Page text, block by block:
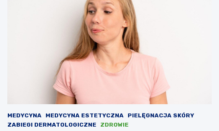
MEDYCYNA MEDYCYNA ESTETYCZNA
PIELĘGNACJA SKÓRY
ZABIEGI DERMATOLOGICZNE
ZDROWIE